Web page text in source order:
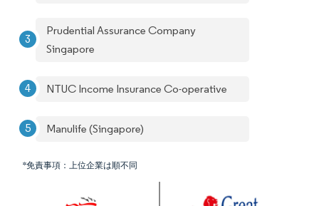
Prudential Assurance Company
Singapore
NTUC Income Insurance Co-operative
Manulife (Singapore)
*免責事項：上位企業は順不同